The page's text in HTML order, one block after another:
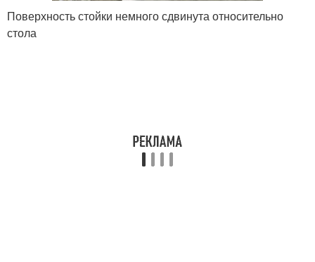
Поверхность стойки немного сдвинута относительно
стола